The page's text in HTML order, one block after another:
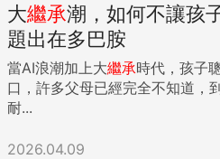
大繼承潮，如何不讓孩
題出在多巴胺
當AI浪潮加上大繼承時代，孩子
口，許多父母已經完全不知道，
耐...
2026.04.09